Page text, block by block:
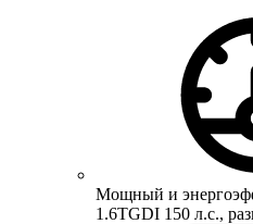
Мощный и
1.6TGDI 150 л.с.,